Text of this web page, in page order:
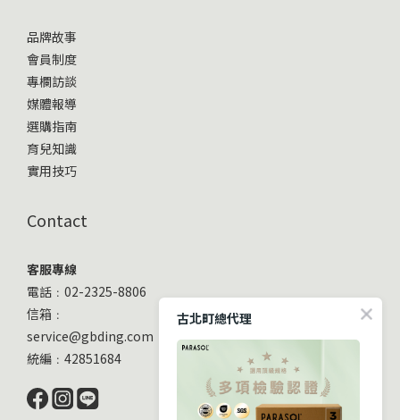
品牌故事
會員制度
專欄訪談
媒體報導
選購指南
育兒知識
實用技巧
Contact
客服專線
電話﹕02-2325-8806
信箱﹕
service@gbding.com
統編﹕42851684
古北町總代理